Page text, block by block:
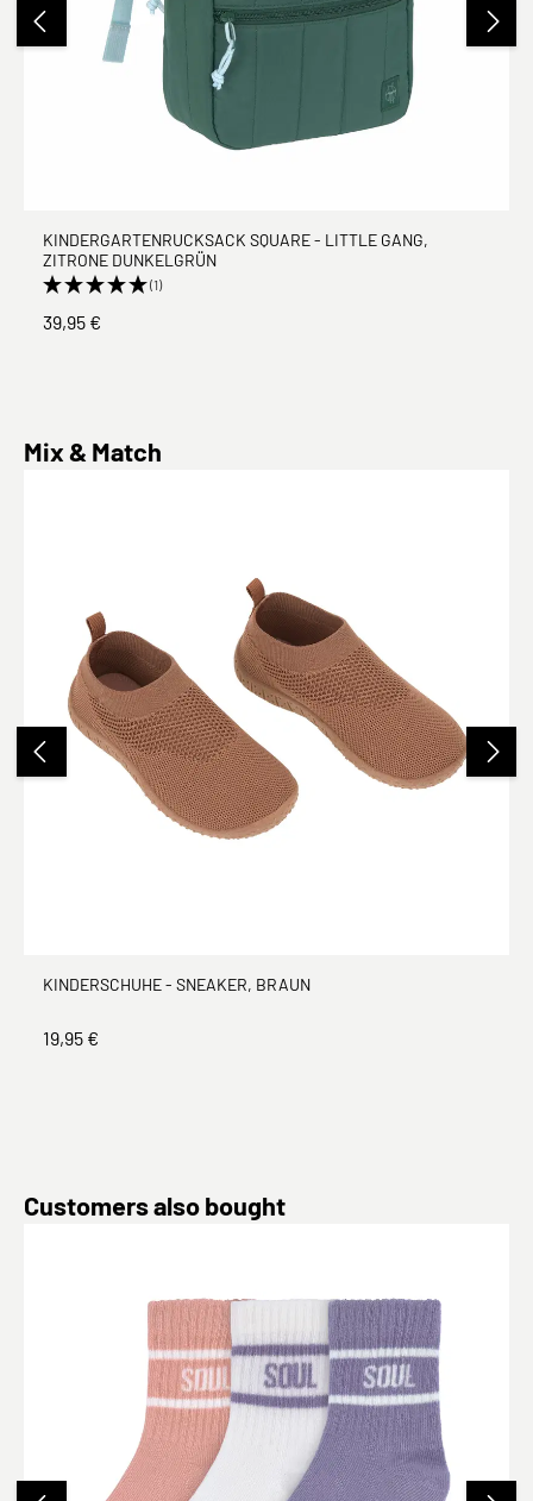
KINDERGARTENRUCKSACK SQUARE - LITTLE GANG,
ZITRONE DUNKELGRÜN
(1)
39,95 €
Produktgalerie überspringen
Mix & Match
KINDERSCHUHE - SNEAKER, BRAUN
19,95 €
Produktgalerie überspringen
Customers also bought